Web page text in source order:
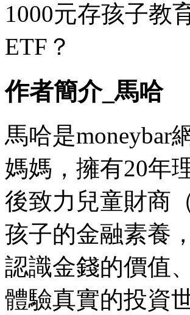
1000元存孩子教
ETF？
作者簡介_馬哈
馬哈是moneybar
媽媽，擁有20年
後致力兒童財商
孩子的金融素養
認識金錢的價值
體驗真實的投資